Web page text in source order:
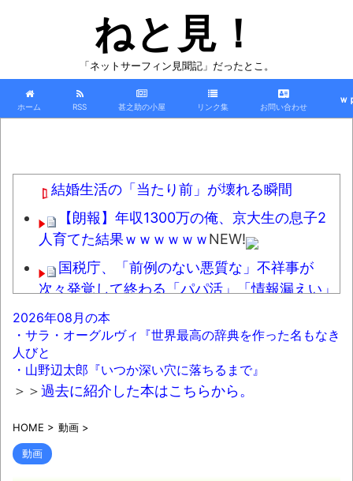
ねと見！
「ネットサーフィン見聞記」だったとこ。
ホーム RSS 甚之助の小屋 リンク集 お問い合わせ
ｗ
結婚生活の「当たり前」が壊れる瞬間
【朗報】年収1300万の俺、京大生の息子2
人育てた結果ｗｗｗｗｗｗNEW!
国税庁、「前例のない悪質な」不祥事が
次々発覚して終わる「パパ活」「情報漏えい」
「脱税」などなど
ワイ、「着衣おっばい」でしか抜けない体
質になってしまうｗｗｗｗｗ
08/08NEWS!! 高市首相の熊本視察「PR動
地・熊本に届ける劇的逆転勝利とか KDDI、
楽天へのローミングを9月末終了とか ニンテ
2026年08月の本
・サラ・オーグルヴィ『世界最高の辞典を作った名もなき
人びと
・山野辺太郎『いつか深い穴に落ちるまで』
＞＞過去に紹介した本はこちらから。
HOME > 動画 >
動画